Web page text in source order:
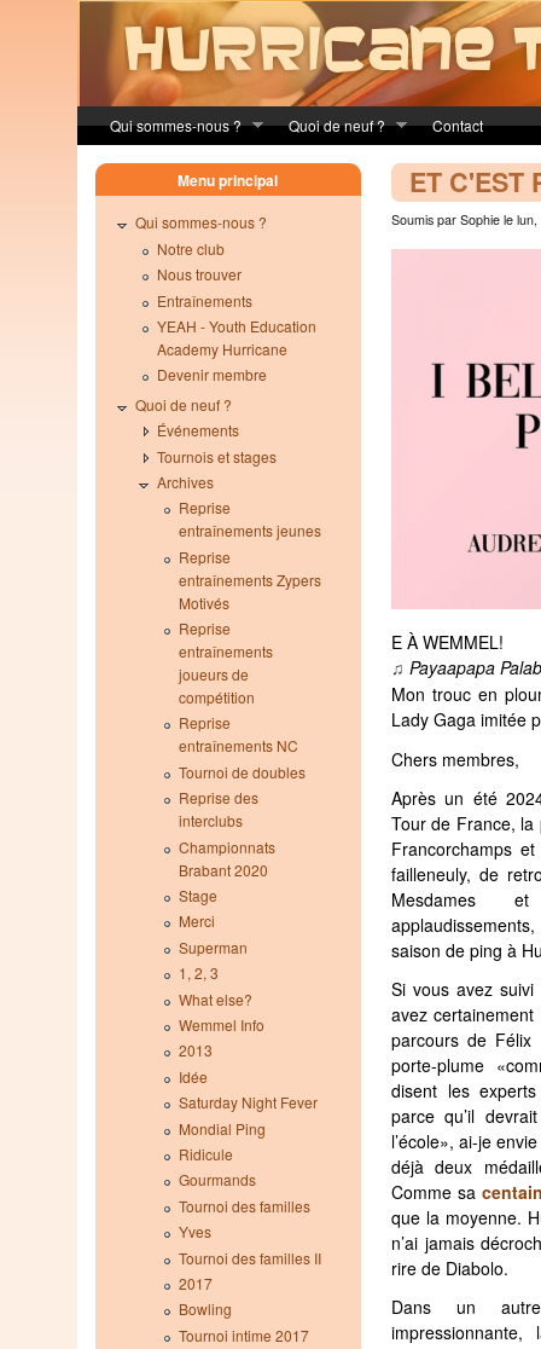
Qui sommes-nous ? Quoi de neuf ? Contact
ET C'EST
Soumis par Sophie le
E À WEMMEL!
♫ Payaapapa
Mon trouc en
Lady Gaga imitée
Chers membres,
Après un été
Tour de France,
Francorchamps
failleneuly, de
Mesdames
saison de ping à
Si vous avez
avez
parcours de
porte-plume
disent les
parce qu’il
l’école», ai-je
déjà deux
Comme sa
que la moyenne.
n’ai jamais
rire de Diabolo.
Dans un
Menu principal
Qui sommes-nous ?
Notre club
Nous trouver
Entraînements
YEAH - Youth Education
Academy Hurricane
Devenir membre
Quoi de neuf ?
Événements
Tournois et stages
Archives
Reprise
entraînements jeunes
Reprise
entraînements Zypers
Motivés
Reprise
entraînements
joueurs de
compétition
Reprise
entraînements NC
Tournoi de doubles
Reprise des
interclubs
Championnats
Brabant 2020
Stage
Merci
Superman
1, 2, 3
What else?
Wemmel Info
2013
Idée
Saturday Night Fever
Mondial Ping
Ridicule
Gourmands
Tournoi des familles
Yves
Tournoi des familles II
2017
Bowling
Tournoi intime 2017